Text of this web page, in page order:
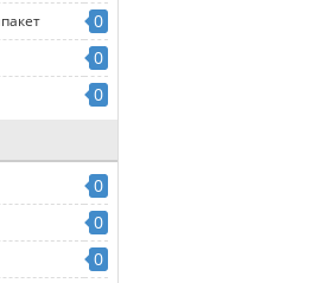
0
0
0
0
0
0